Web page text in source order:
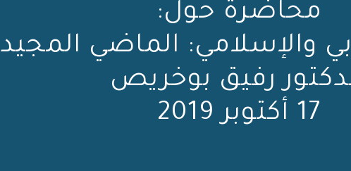
محاضرة حول:
والإسلامي: الماضي المجيد
رفيق بوخريص
17 أكتوبر 2019